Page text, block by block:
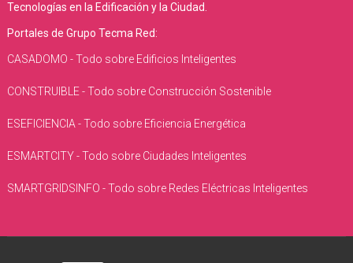
Tecnologías en la Edificación y la Ciudad.
Portales de Grupo Tecma Red:
CASADOMO - Todo sobre Edificios Inteligentes
CONSTRUIBLE - Todo sobre Construcción Sostenible
ESEFICIENCIA - Todo sobre Eficiencia Energética
ESMARTCITY - Todo sobre Ciudades Inteligentes
SMARTGRIDSINFO - Todo sobre Redes Eléctricas Inteligentes